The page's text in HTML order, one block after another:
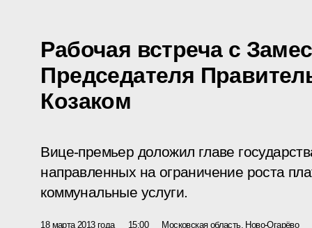
Рабочая встреча с
Председателя
Козаком
Вице-премьер доложил главе
направленных на ограничение роста
коммунальные услуги.
18 марта 2013 года 15:00 Московская область, Ново-Огарёво